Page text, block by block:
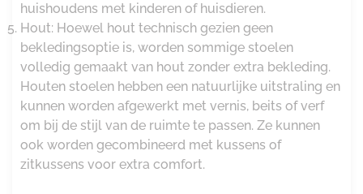
huishoudens met kinderen of huisdieren.
Hout: Hoewel hout technisch gezien geen
bekledingsoptie is, worden sommige stoelen
volledig gemaakt van hout zonder extra bekleding.
Houten stoelen hebben een natuurlijke uitstraling en
kunnen worden afgewerkt met vernis, beits of verf
om bij de stijl van de ruimte te passen. Ze kunnen
ook worden gecombineerd met kussens of
zitkussens voor extra comfort.